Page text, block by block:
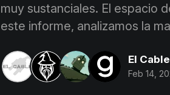
muy sustanciales. El espacio
este informe, analizamos la
El Cable
Feb 14,